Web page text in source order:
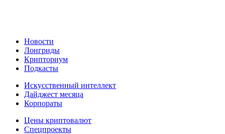
Новости
Лонгриды
Крипториум
Подкасты
Искусственный интеллект
Дайджест месяца
Корпораты
Цены криптовалют
Спецпроекты